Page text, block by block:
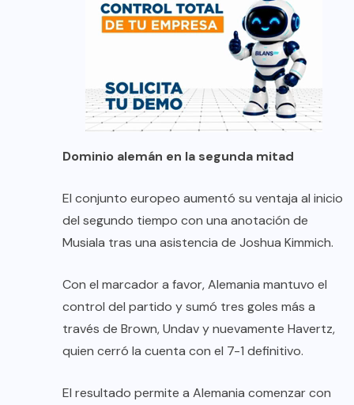
Dominio alemán en la segunda mitad
El conjunto europeo aumentó su ventaja al inicio
del segundo tiempo con una anotación de
Musiala tras una asistencia de Joshua Kimmich.
Con el marcador a favor, Alemania mantuvo el
control del partido y sumó tres goles más a
través de Brown, Undav y nuevamente Havertz,
quien cerró la cuenta con el 7-1 definitivo.
El resultado permite a Alemania comenzar con